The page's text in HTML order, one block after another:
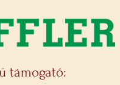
támogató: